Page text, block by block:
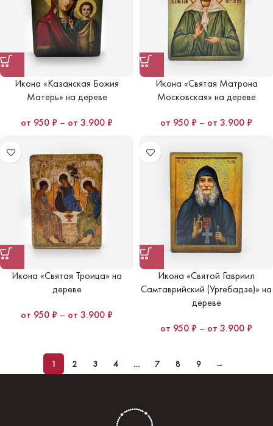
Икона «Казанская Божия
Матерь» на дереве
950 ₽ – 3.900 ₽
Икона «Святая Матрона
Московская» на дереве
950 ₽ – 3.900 ₽
Икона «Святая Троица» на
дереве
950 ₽ – 3.900 ₽
Икона «Святой Гавриил
Самтаврийский (Ургебадзе)» на
дереве
950 ₽ – 3.900 ₽
1 2 3 4 … 7 8 9 →